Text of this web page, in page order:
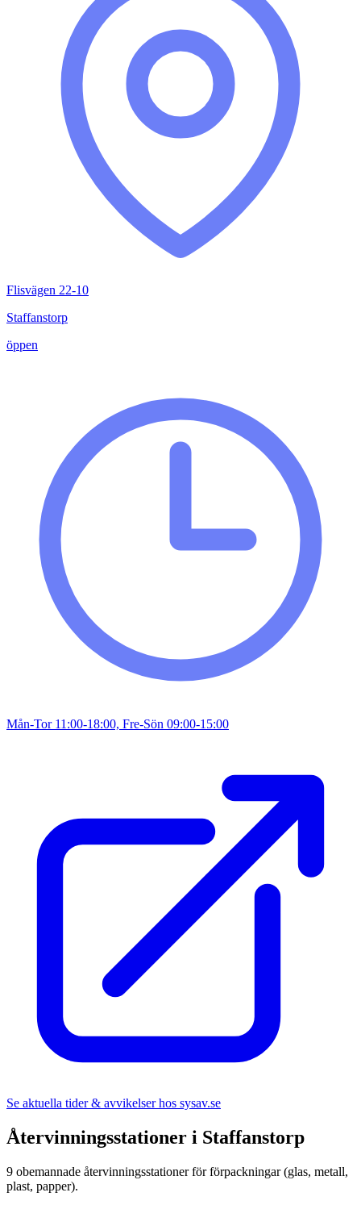
Flisvägen 22-10
Staffanstorp
öppen
Mån-Tor 11:00-18:00, Fre-Sön 09:00-15:00
Se aktuella tider & avvikelser hos sysav.se
Återvinningsstationer i Staffanstorp
9 obemannade återvinningsstationer för förpackningar (glas, metall,
plast, papper).